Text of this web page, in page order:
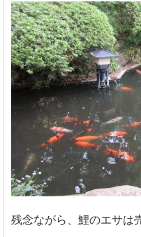
残念ながら、鯉のエサは